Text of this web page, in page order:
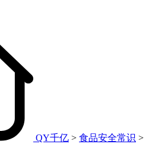
QY千亿 > 食品安全常识 >